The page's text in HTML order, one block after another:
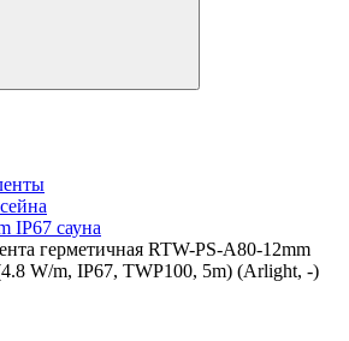
IP67 сауна
герметичная RTW-PS-A80-12mm
W/m, IP67, TWP100, 5m) (Arlight, -)